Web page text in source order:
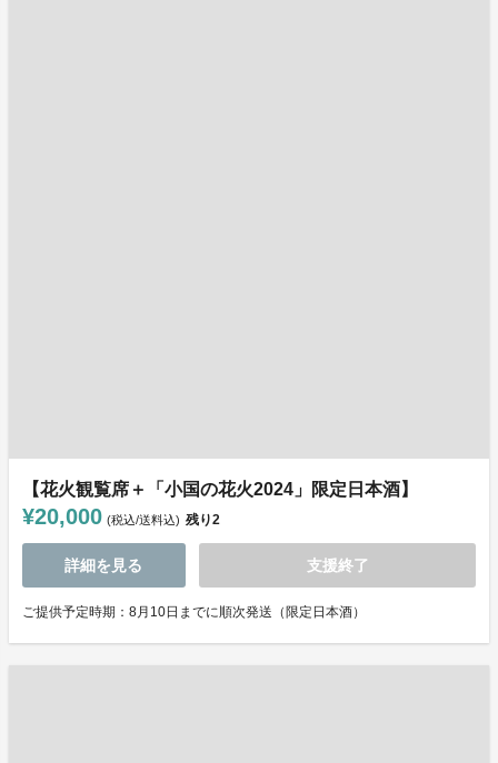
【花火観覧席＋「小国の花火2024」限定日本酒】
¥20,000 (税込/送料込) 残り2
詳細を見る 支援終了
ご提供予定時期：8月10日までに順次発送（限定日本酒）